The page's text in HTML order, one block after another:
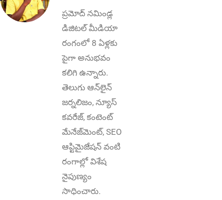
ప్ర‌మోద్ న‌మిండ్ల‌
డిజిట‌ల్ మీడియా
రంగంలో 8 ఏళ్లకు
పైగా అనుభ‌వం
కలిగి ఉన్నారు.
తెలుగు ఆన్‌లైన్‌
జర్నలిజం, న్యూస్
కవరేజ్‌, కంటెంట్
మేనేజ్‌మెంట్‌, SEO
ఆప్టిమైజేషన్‌ వంటి
రంగాల్లో విశేష
నైపుణ్యం
సాధించారు.